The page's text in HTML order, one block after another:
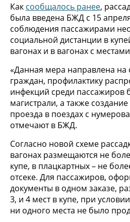
Как сообщалось ранее,
была введена БЖД с 15
соблюдения пассажирами
социальной дистанции в
вагонах и в вагонах с
«Данная мера направлена на
граждан, профилактику
инфекций среди пассажиров
магистрали, а также
проезда в поездах с
отмечают в БЖД.
Согласно новой схеме
вагонах размещаются не
купе, в плацкартных – не
отсеке. Для пассажиров,
документы в одном заказе,
3, и 4 мест в купе, при
ни одного места не было